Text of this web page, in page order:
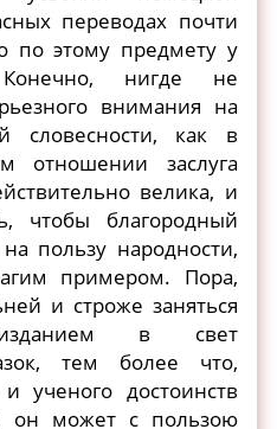
переводах почти
по этому предмету у
нигде не
внимания на
словесности, как в
отношении заслуга
велика, и
чтобы благородный
пользу народности,
примером. Пора,
и строже заняться
в свет
тем более что,
ученого достоинств
он может с пользою